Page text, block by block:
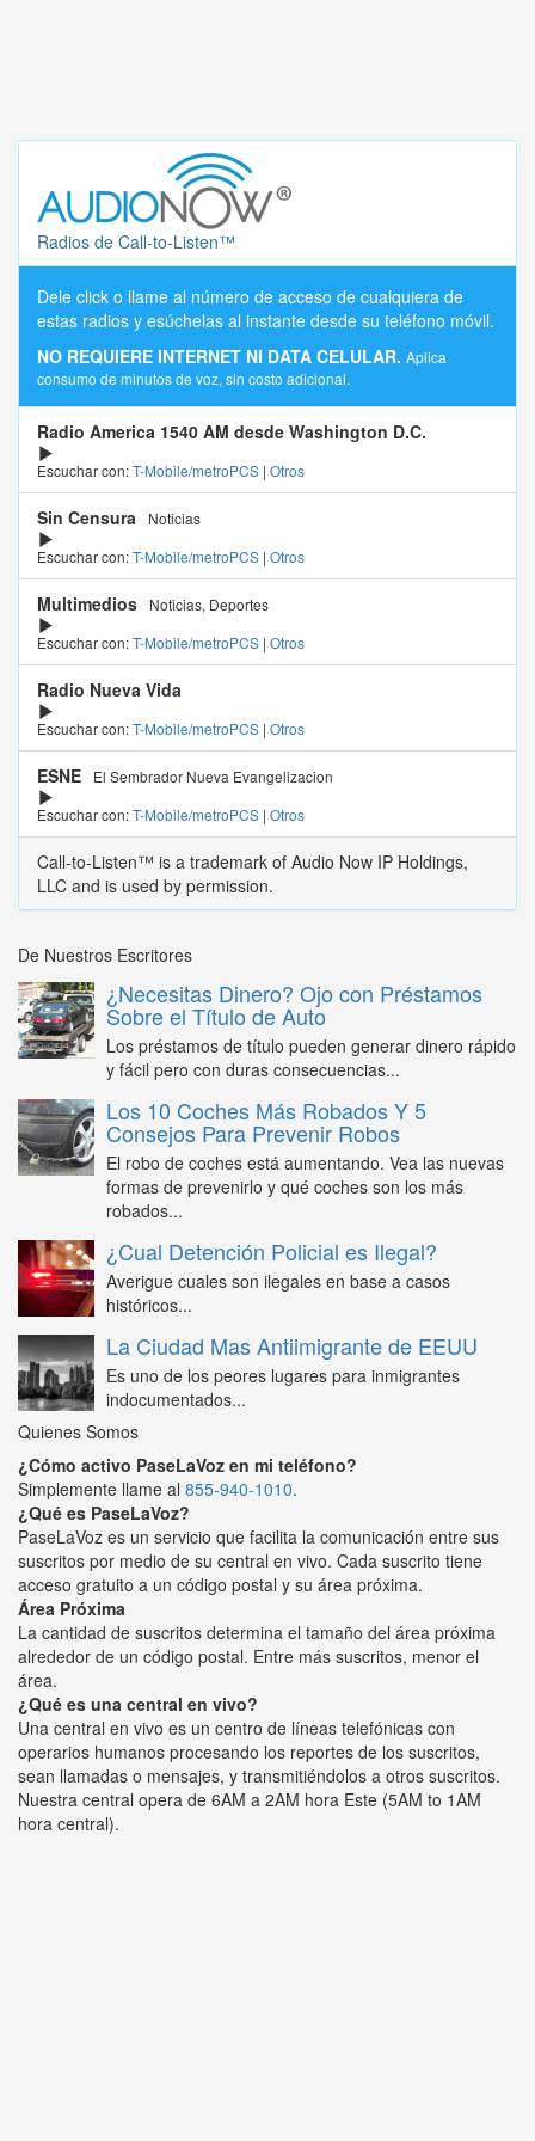
Radios de Call-to-Listen™
Dele click o llame al número de acceso de cualquiera de
estas radios y esúchelas al instante desde su teléfono móvil.
NO REQUIERE INTERNET NI DATA CELULAR. Aplica
consumo de minutos de voz, sin costo adicional.
Radio America 1540 AM desde Washington D.C.
Escuchar con:T-Mobile/metroPCS | Otros
Sin Censura
Noticias
Escuchar con:T-Mobile/metroPCS | Otros
Multimedios
Noticias, Deportes
Escuchar con:T-Mobile/metroPCS | Otros
Radio Nueva Vida
Escuchar con:T-Mobile/metroPCS | Otros
ESNE
El Sembrador Nueva Evangelizacion
Escuchar con:T-Mobile/metroPCS | Otros
Call-to-Listen™ is a trademark of Audio Now IP Holdings,
LLC and is used by permission.
De Nuestros Escritores
¿Necesitas Dinero? Ojo con Préstamos
Sobre el Título de Auto
Los préstamos de título pueden generar dinero rápido
y fácil pero con duras consecuencias...
Los 10 Coches Más Robados Y 5
Consejos Para Prevenir Robos
El robo de coches está aumentando. Vea las nuevas
formas de prevenirlo y qué coches son los más
robados...
¿Cual Detención Policial es Ilegal?
Averigue cuales son ilegales en base a casos
históricos...
La Ciudad Mas Antiimigrante de EEUU
Es uno de los peores lugares para inmigrantes
indocumentados...
Quienes Somos
¿Cómo activo PaseLaVoz en mi teléfono?
Simplemente llame al 855-940-1010.
¿Qué es PaseLaVoz?
PaseLaVoz es un servicio que facilita la comunicación entre sus
suscritos por medio de su central en vivo. Cada suscrito tiene
acceso gratuito a un código postal y su área próxima.
Área Próxima
La cantidad de suscritos determina el tamaño del área próxima
alrededor de un código postal. Entre más suscritos, menor el
área.
¿Qué es una central en vivo?
Una central en vivo es un centro de líneas telefónicas con
operarios humanos procesando los reportes de los suscritos,
sean llamadas o mensajes, y transmitiéndolos a otros suscritos.
Nuestra central opera de 6AM a 2AM hora Este (5AM to 1AM
hora central).